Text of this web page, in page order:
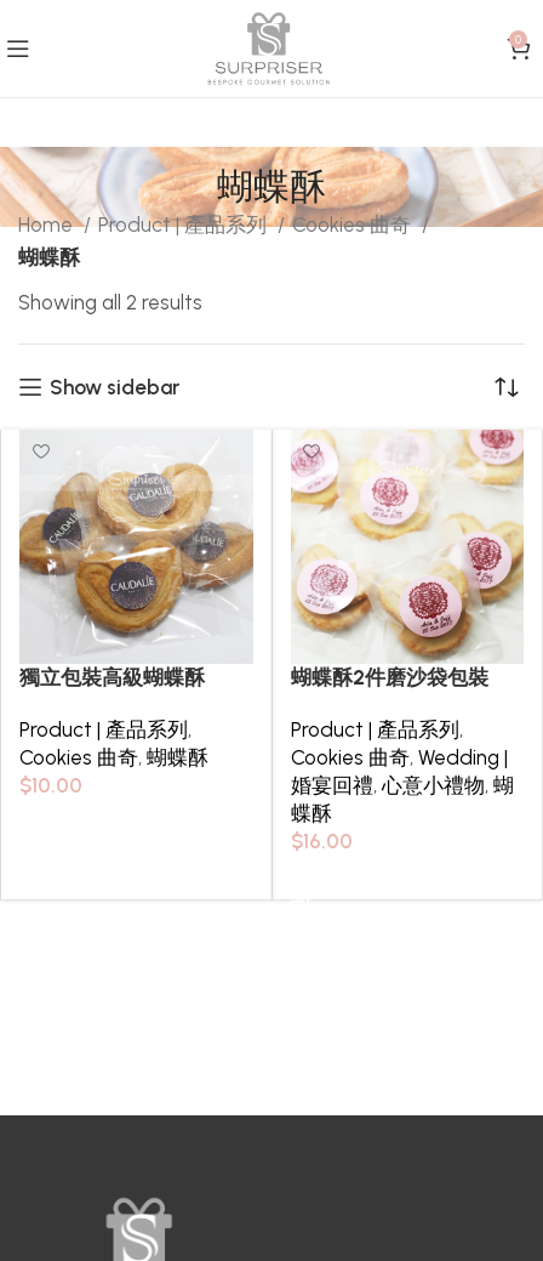
0
蝴蝶酥
Home Product | 產品系列
Cookies 曲奇
蝴蝶酥
Showing all 2 results
Show sidebar
獨立包裝高級蝴蝶酥
Product | 產品系列,
Cookies 曲奇, 蝴蝶酥
$10.00
蝴蝶酥2件磨沙袋包裝
Product | 產品系列,
Cookies 曲奇, Wedding |
婚宴回禮,心意小禮物, 蝴
蝶酥
$16.00